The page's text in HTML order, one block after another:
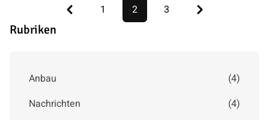
Previous 1 2 3 Next
Rubriken
Anbau (4)
Nachrichten
(4)